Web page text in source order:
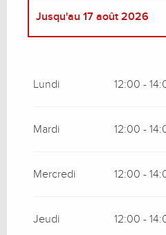
Jusqu'au 17 août 2026
Lundi
12:00 -
Mardi 12:00 -
Mercredi 12:00 -
Jeudi 12:00 -